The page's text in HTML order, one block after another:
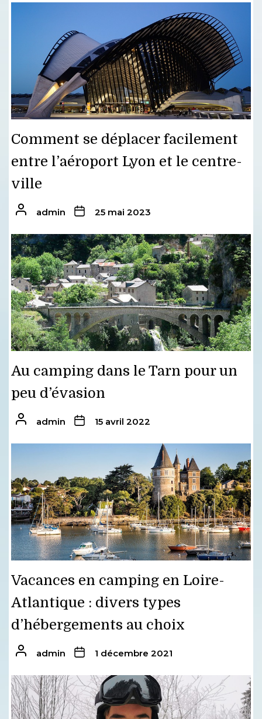
Comment se déplacer facilement
entre l’aéroport Lyon et le centre-
ville
admin 25 mai 2023
Au camping dans le Tarn pour un
peu d’évasion
admin 15 avril 2022
Vacances en camping en Loire-
Atlantique : divers types
d’hébergements au choix
admin 1 décembre 2021